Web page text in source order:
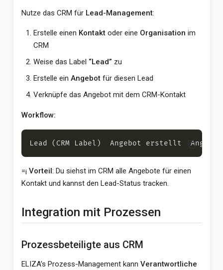
Nutze das CRM für Lead-Management:
Erstelle einen Kontaktoder eine Organisation im
CRM
Weise das Label “Lead” zu
Erstelle ein Angebotfür diesen Lead
Verknüpfe das Angebot mit dem CRM-Kontakt
Workflow:
content_copy
=¡ Vorteil: Du siehst im CRM alle Angebote für einen
Kontakt und kannst den Lead-Status tracken.
Integration mit Prozessen
Prozessbeteiligte aus CRM
ELIZA’s Prozess-Management kann Verantwortliche